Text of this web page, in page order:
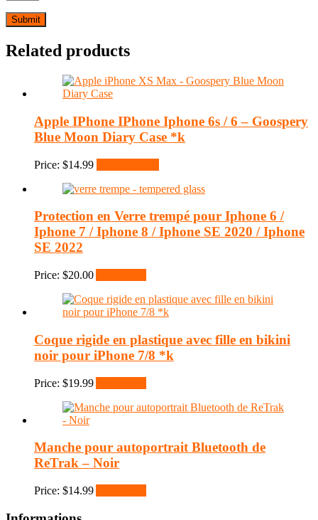
Related products
Apple IPhone IPhone Iphone 6s / 6 – Goospery
Blue Moon Diary Case *k
Price: $14.99
Protection en Verre trempé pour Iphone 6 /
Iphone 7 / Iphone 8 / Iphone SE 2020 / Iphone
SE 2022
Price: $20.00
Coque rigide en plastique avec fille en bikini
noir pour iPhone 7/8 *k
Price: $19.99
Manche pour autoportrait Bluetooth de
ReTrak – Noir
Price: $14.99